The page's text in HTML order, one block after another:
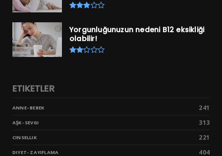
Yorgunluğunuzun nedeni B12 eksikliği
olabilir!
ETIKETLER
ANNE- BEBEK 241
AŞK- SEVGI 313
CINSELLIK 221
DIYET- ZAYIFLAMA 404